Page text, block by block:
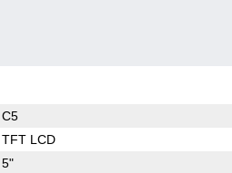
C5
TFT LCD
5"